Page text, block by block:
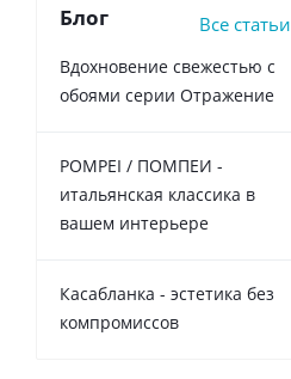
Блог Все статьи
Вдохновение свежестью с
обоями серии Отражение
POMPEI / ПОМПЕИ -
итальянская классика в
вашем интерьере
Касабланка - эстетика без
компромиссов